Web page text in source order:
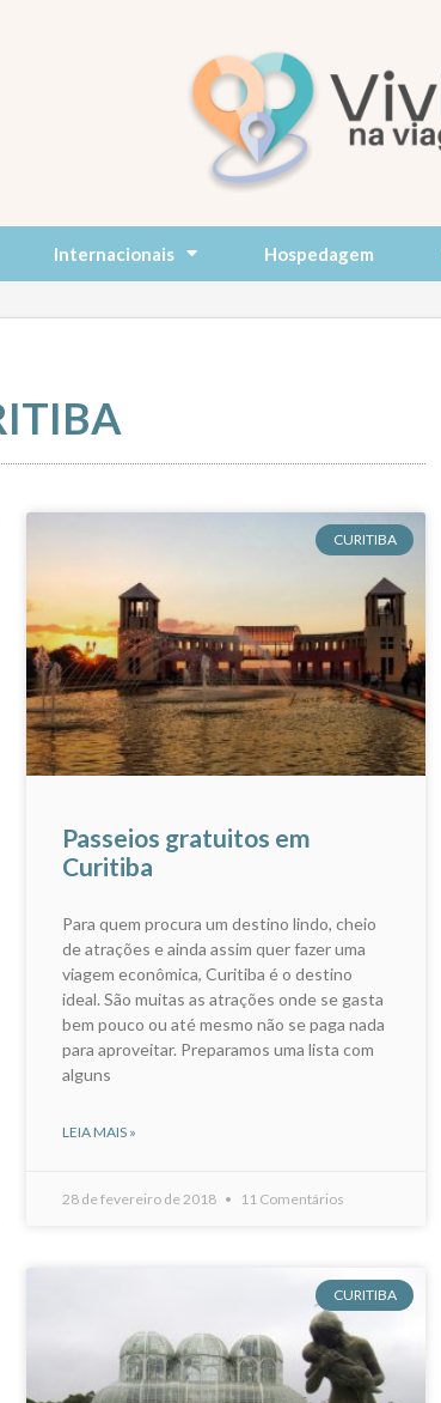
Internacionais Hospedagem
CURITIBA
Passeios gratuitos em
Curitiba
Para quem procura um destino lindo, cheio
de atrações e ainda assim quer fazer uma
viagem econômica, Curitiba é o destino
ideal. São muitas as atrações onde se gasta
bem pouco ou até mesmo não se paga nada
para aproveitar. Preparamos uma lista com
alguns
LEIA MAIS »
28 de fevereiro de 2018 11 Comentários
CURITIBA